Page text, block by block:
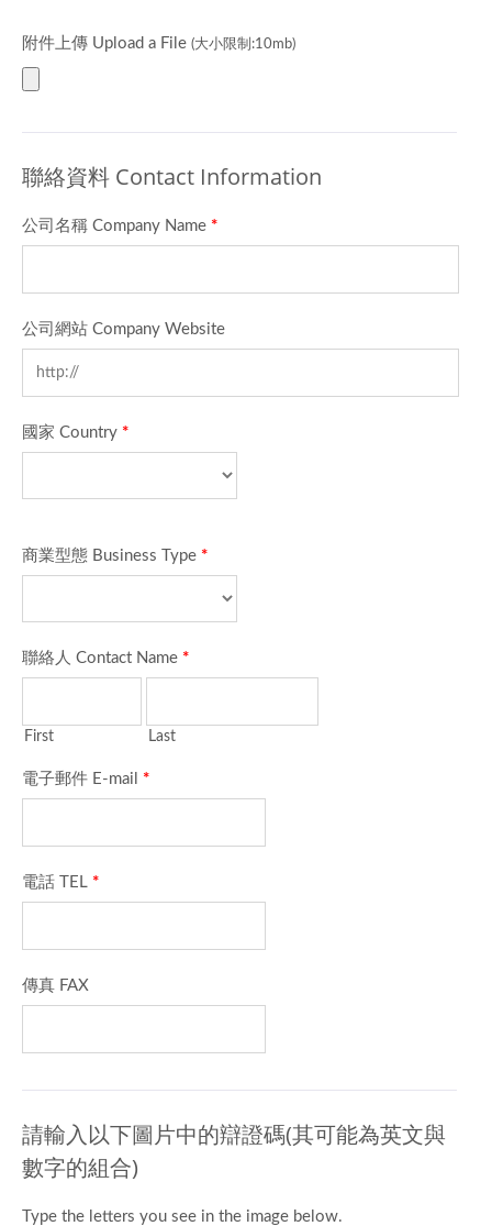
附件上傳 Upload a File (大小限制:10mb)
聯絡資料 Contact Information
公司名稱 Company Name *
公司網站 Company Website
國家 Country *
商業型態 Business Type *
聯絡人 Contact Name *
First Last
電子郵件 E-mail *
電話 TEL *
傳真 FAX
請輸入以下圖片中的辯證碼(其可能為英文與
數字的組合)
Type the letters you see in the image below.